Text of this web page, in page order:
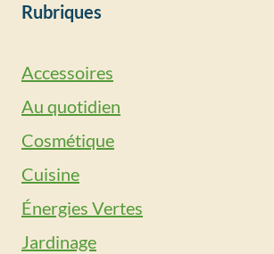
Rubriques
Accessoires
Au quotidien
Cosmétique
Cuisine
Énergies Vertes
Jardinage